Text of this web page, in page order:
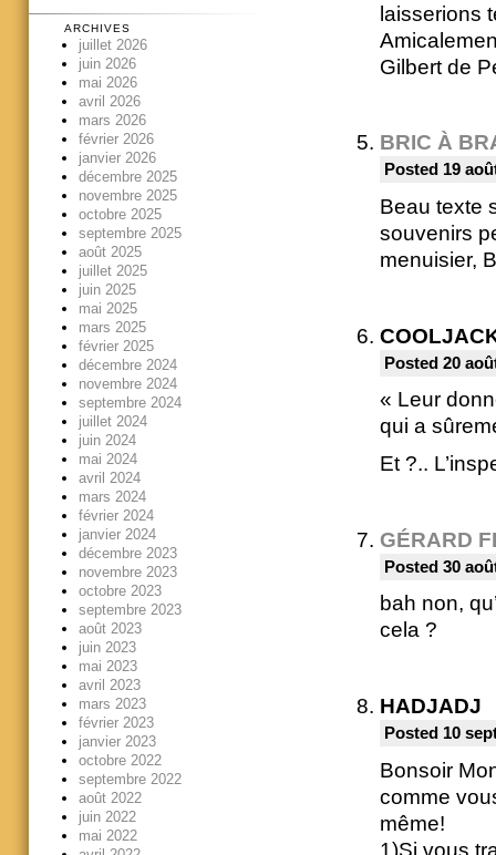
laisserions
Gilbert de
BRIC À
Posted 19
Beau texte
souvenirs
menuisier,
Posted 20
« Leur
qui a
Et ?..
GÉRARD
Posted 30
bah non,
cela ?
HADJADJ
Posted 10
Bonsoir
comme
même!
1)Si vous
ARCHIVES
juillet 2026
juin 2026
mai 2026
avril 2026
mars 2026
février 2026
janvier 2026
décembre 2025
novembre 2025
octobre 2025
septembre 2025
août 2025
juillet 2025
juin 2025
mai 2025
mars 2025
février 2025
décembre 2024
novembre 2024
septembre 2024
juillet 2024
juin 2024
mai 2024
avril 2024
mars 2024
février 2024
janvier 2024
décembre 2023
novembre 2023
octobre 2023
septembre 2023
août 2023
juin 2023
mai 2023
avril 2023
mars 2023
février 2023
janvier 2023
octobre 2022
septembre 2022
août 2022
juin 2022
mai 2022